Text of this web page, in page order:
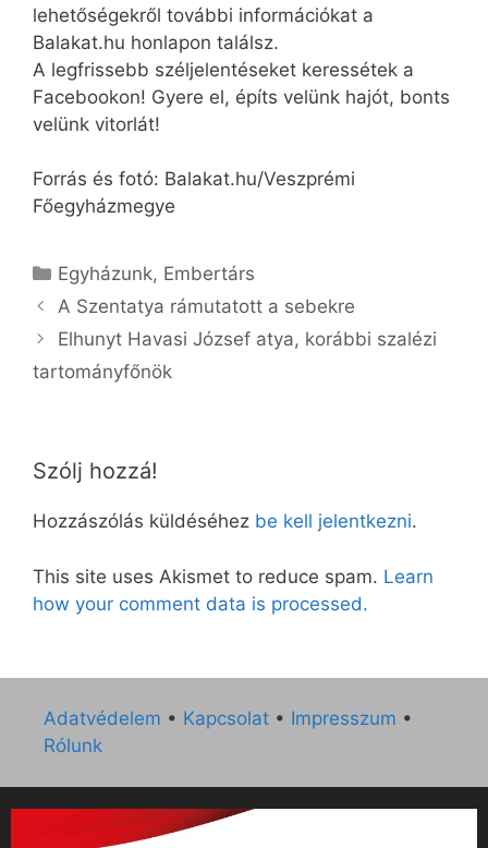
lehetőségekről további információkat a
Balakat.hu honlapon találsz.
A legfrissebb széljelentéseket keressétek a
Facebookon! Gyere el, építs velünk hajót, bonts
velünk vitorlát!
Forrás és fotó: Balakat.hu/Veszprémi
Főegyházmegye
Kategória
Egyházunk, Embertárs
A Szentatya rámutatott a sebekre
Elhunyt Havasi József atya, korábbi szalézi
tartományfőnök
Szólj hozzá!
Hozzászólás küldéséhez be kell jelentkezni.
This site uses Akismet to reduce spam. Learn
how your comment data is processed.
Adatvédelem • Kapcsolat • Impresszum •
Rólunk